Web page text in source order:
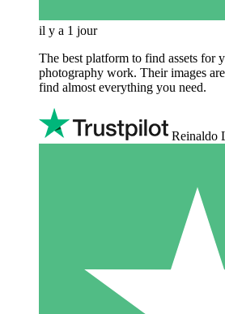
il y a 1 jour
The best platform to find assets for
photography work. Their images
find almost everything you need.
Reinaldo